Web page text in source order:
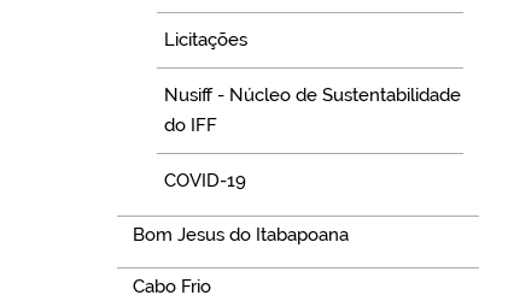
Licitações
Nusiff - Núcleo de Sustentabilidade
do IFF
COVID-19
Bom Jesus do Itabapoana
Cabo Frio